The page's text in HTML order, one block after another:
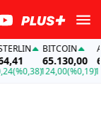
BITCOIN
65.130,00
124,00(%0,19)